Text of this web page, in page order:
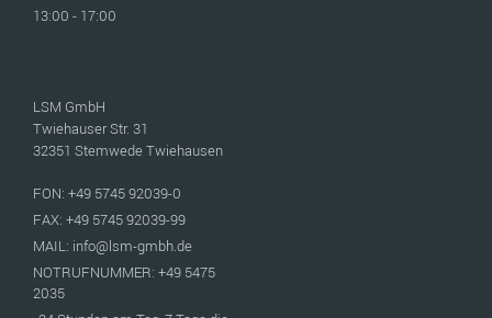
13:00 - 17:00
LSM GmbH
Twiehauser Str. 31
32351 Stemwede Twiehausen
FON: +49 5745 92039-0
FAX: +49 5745 92039-99
MAIL: info@lsm-gmbh.de
NOTRUFNUMMER: +49 5475
2035